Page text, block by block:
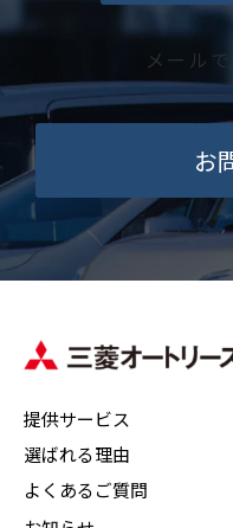
メール
お
提供サービス
選ばれる理由
よくあるご質問